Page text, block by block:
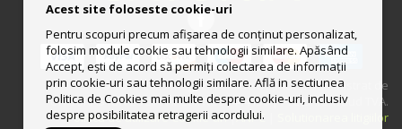
© 2013-2025 Magazin online deţinut şi administrat de
UNGURAS ION LUCIAN II CUI: RO33444158 | Preturile includ TVA.
Politica de utilizare Cookie-uri|ANPC Solutionarea litigiilor
Acest site foloseste cookie-uri
Pentru scopuri precum afișarea de conținut personalizat,
folosim module cookie sau tehnologii similare. Apăsând
Accept, ești de acord să permiți colectarea de informații
prin cookie-uri sau tehnologii similare. Află in sectiunea
Politica de Cookies mai multe despre cookie-uri, inclusiv
despre posibilitatea retragerii acordului.